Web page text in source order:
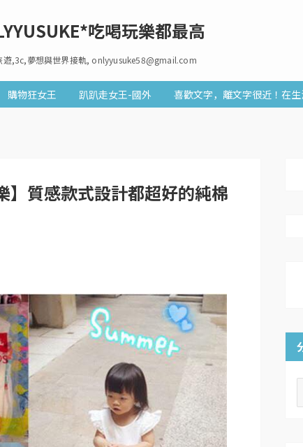
吃喝玩樂都最高
遊,3c,夢想與世界接軌, onlyyusuke58@gmail.com
購物狂女王 趴趴走女王-國外 喜歡文字，離文字很近！在
質感款式設計都超好的純棉